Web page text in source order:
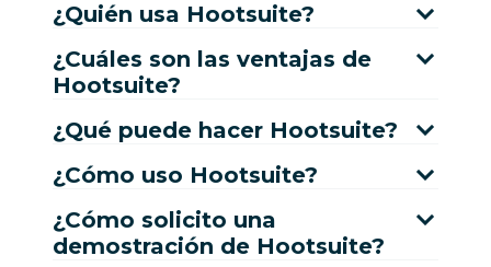
¿Quién usa Hootsuite?
¿Cuáles son las ventajas de
Hootsuite?
¿Qué puede hacer Hootsuite?
¿Cómo uso Hootsuite?
¿Cómo solicito una
demostración de Hootsuite?